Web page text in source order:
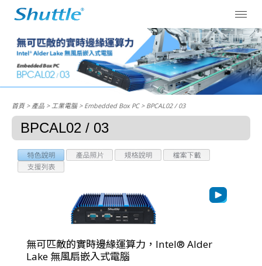
首頁> 產品 > 工業電腦 > Embedded Box PC> BPCAL02 / 03
BPCAL02 / 03
無可匹敵的實時邊緣運算力，Intel® Alder
Lake 無風扇嵌入式電腦